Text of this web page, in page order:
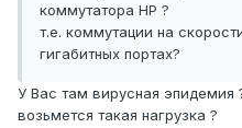
коммутатора HP ?
т.е. коммутации на
гигабитных портах?
У Вас там вирусная эпидемия
возьмется такая нагрузка ?